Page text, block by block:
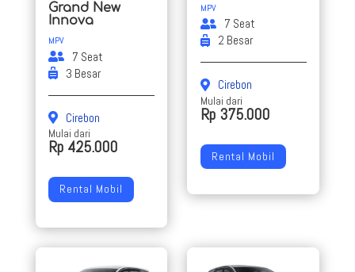
Grand New
Innova
MPV
7 Seat
3 Besar
Cirebon
Mulai dari
Rp 425.000
Rental Mobil
MPV
7 Seat
2 Besar
Cirebon
Mulai dari
Rp 375.000
Rental Mobil